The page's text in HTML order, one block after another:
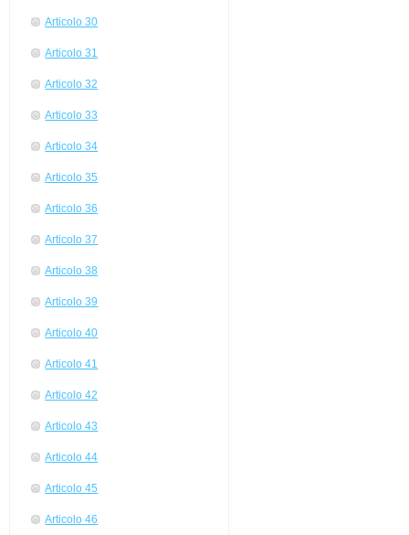
Articolo 30
Articolo 31
Articolo 32
Articolo 33
Articolo 34
Articolo 35
Articolo 36
Articolo 37
Articolo 38
Articolo 39
Articolo 40
Articolo 41
Articolo 42
Articolo 43
Articolo 44
Articolo 45
Articolo 46